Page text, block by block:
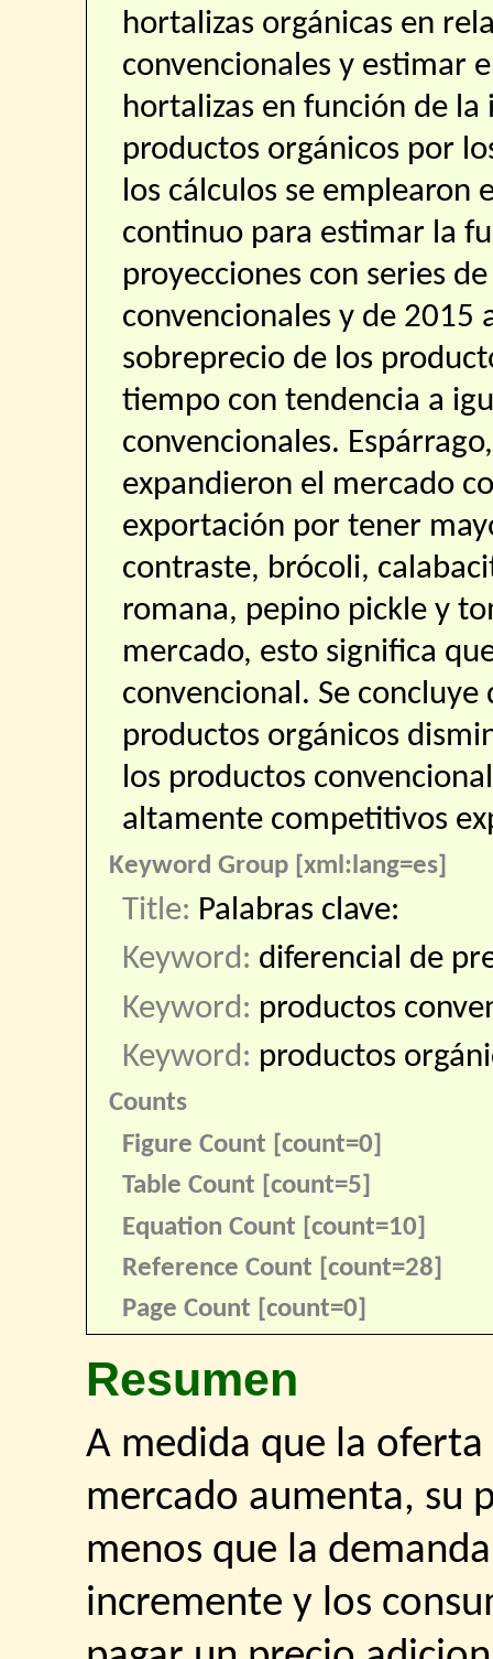
hortalizas orgánicas en
convencionales y estimar
hortalizas en función de
productos orgánicos por
los cálculos se emplearon
continuo para estimar la
proyecciones con series
convencionales y de 2015
sobreprecio de los
tiempo con tendencia a
convencionales.
expandieron el mercado
exportación por tener
contraste, brócoli,
romana, pepino pickle y
mercado, esto significa
convencional. Se
productos orgánicos
los productos
altamente competitivos
Keyword Group [xml:lang=es]
Title: Palabras clave:
Keyword: diferencial de
Keyword: productos
Keyword: productos
Counts
Figure Count [count=0]
Table Count [count=5]
Equation Count [count=10]
Reference Count [count=28]
Page Count [count=0]
Resumen
A medida que la
mercado aumenta, su
menos que la
incremente y los